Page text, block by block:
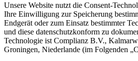
Unsere Website nutzt die Consent-
Ihre Einwilligung zur Speicherung
Endgerät oder zum Einsatz bestimmter
und diese datenschutzkonform zu
Technologie ist Complianz B.V.,
Groningen, Niederlande (im Folgenden